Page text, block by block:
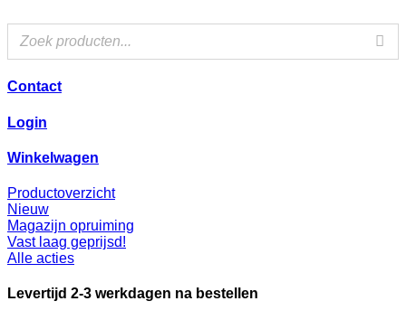
de
inhoud
Contact
Login
Winkelwagen
Productoverzicht
Nieuw
Magazijn opruiming
Vast laag geprijsd!
Alle acties
Levertijd 2-3 werkdagen na bestellen